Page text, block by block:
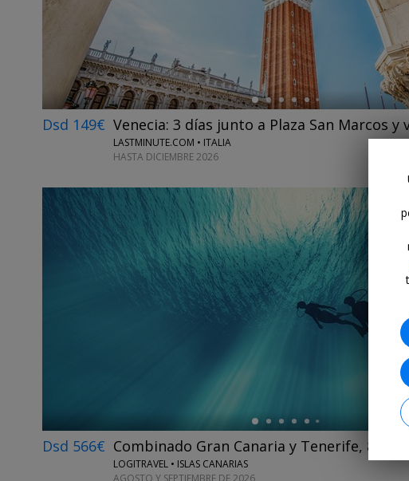
Dsd 149€ Venecia: 3 días junto a Plaza San Marcos y
LASTMINUTE.COM • ITALIA
HASTA DICIEMBRE 2026
Dsd 566€ Combinado Gran Canaria y Tenerife, 8 días
LOGITRAVEL • ISLAS CANARIAS
AGOSTO Y SEPTIEMBRE DE 2026